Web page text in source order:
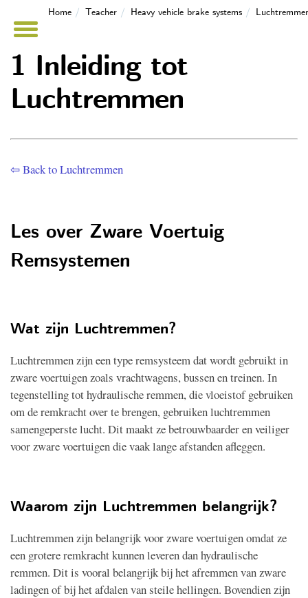
Home Teacher Heavy vehicle brake systems
1 Inleiding tot
Luchtremmen
⇦ Back to Luchtremmen
Les over Zware Voertuig
Remsystemen
Wat zijn Luchtremmen?
Luchtremmen zijn een type remsysteem dat wordt gebruikt in
zware voertuigen zoals vrachtwagens, bussen en treinen. In
tegenstelling tot hydraulische remmen, die vloeistof gebruiken
om de remkracht over te brengen, gebruiken luchtremmen
samengeperste lucht. Dit maakt ze betrouwbaarder en veiliger
voor zware voertuigen die vaak lange afstanden afleggen.
Waarom zijn Luchtremmen belangrijk?
Luchtremmen zijn belangrijk voor zware voertuigen omdat ze
een grotere remkracht kunnen leveren dan hydraulische
remmen. Dit is vooral belangrijk bij het afremmen van zware
ladingen of bij het afdalen van steile hellingen. Bovendien zijn